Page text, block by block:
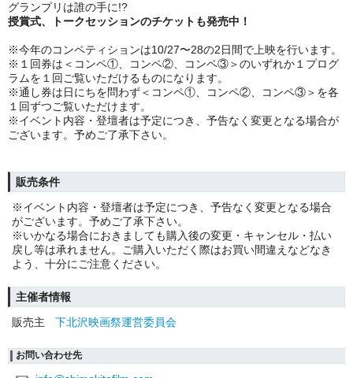
グランプリは誰の手に!?
授賞式、トークセッションのチケットも発売中！
※今年のコンペティションは10/27〜28の2日間で上映を行います。
※１回券は＜コンペ①、コンペ②、コンペ③＞のいずれか１プログ
ラムを１回ご覧いただけるものになります。
※通し券は日にちを問わず＜コンペ①、コンペ②、コンペ③＞ を各
１回ずつご覧いただけます。
※イベント内容・登壇者は予定につき、予告なく変更となる場合が
ございます。予めご了承下さい。
販売条件
※イベント内容・登壇者は予定につき、予告なく変更となる場合
がございます。予めご了承下さい。
※いかなる場合におきましても購入後の変更・キャンセル・払い
戻し等は承れません。ご購入いただく際はお買い間違えなどなき
よう、十分にご注意ください。
主催者情報
販売主
下北沢映画祭運営委員会
お問い合わせ先